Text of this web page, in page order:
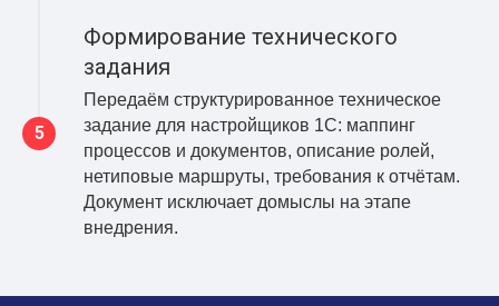
Формирование технического
задания
Передаём структурированное техническое
задание для настройщиков 1С: маппинг
процессов и документов, описание ролей,
нетиповые маршруты, требования к отчётам.
Документ исключает домыслы на этапе
внедрения.